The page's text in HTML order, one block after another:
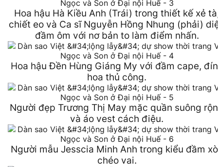
Hoa hậu Hà Kiều Anh (Trái) trong thiết kế xẻ
chiết eo và Ca sĩ Nguyễn Hồng Nhung (phải)
đầm ôm với nơ bản to làm điểm nhấn.
Hoa hậu Đền Hùng Giáng My với đầm cape,
hoa thủ công.
Người đẹp Trương Thị May mặc quần suông
và áo vest cách điệu.
Người mẫu Jesscia Minh Anh trong kiểu đầm
chéo vai.